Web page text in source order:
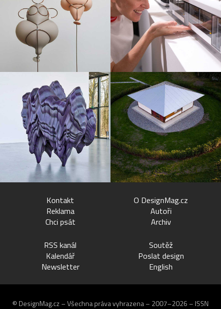
Kontakt
Reklama
Chci psát
O DesignMag.cz
Autoři
Archiv
RSS kanál
Kalendář
Newsletter
Soutěž
Poslat design
English
© DesignMag.cz – Všechna práva vyhrazena – 2007–2026 – ISSN